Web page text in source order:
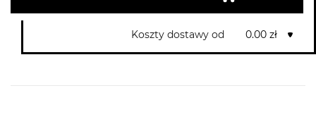
Koszty dostawy od 0.00 zł